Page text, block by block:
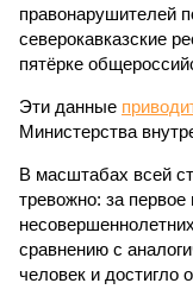
правонарушителей
северокавказские
пятёрке
Эти данные
Министерства
В масштабах всей
тревожно: за
сравнению с
человек и достигло